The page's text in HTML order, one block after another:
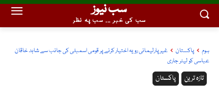
سب نیوز
سب کی خبر ... سب پہ نظر
ہوم پاکستان
غیر پارلیمانی رویہ اختیار کرنے پر قومی اسمبلی کی جانب سے شاہد خاقان
عباسی کو لیٹر جاری
پاکستان تازہ ترین